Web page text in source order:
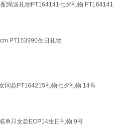
绳送礼物PT164141七夕礼物 PT164141
PT163990生日礼物
同款PT164215礼物七夕礼物 14号
单只女款EOP14生日礼物 9号